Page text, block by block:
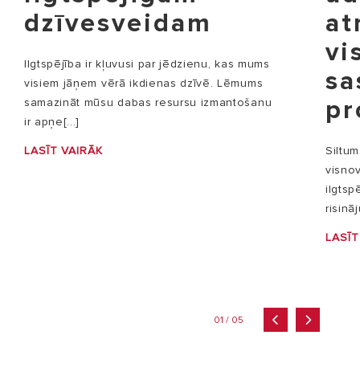
dzīvesveidam
Ilgtspējība ir kļuvusi par jēdzienu, kas mums
visiem jāņem vērā ikdienas dzīvē. Lēmums
samazināt mūsu dabas resursu izmantošanu
ir apņe[...]
LASĪT VAIRĀK
01 / 05